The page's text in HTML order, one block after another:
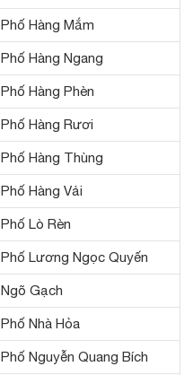
Phố Hàng Mắm
Phố Hàng Ngang
Phố Hàng Phèn
Phố Hàng Rươi
Phố Hàng Thùng
Phố Hàng Vải
Phố Lò Rèn
Phố Lương Ngọc Quyến
Ngõ Gạch
Phố Nhà Hỏa
Phố Nguyễn Quang Bích